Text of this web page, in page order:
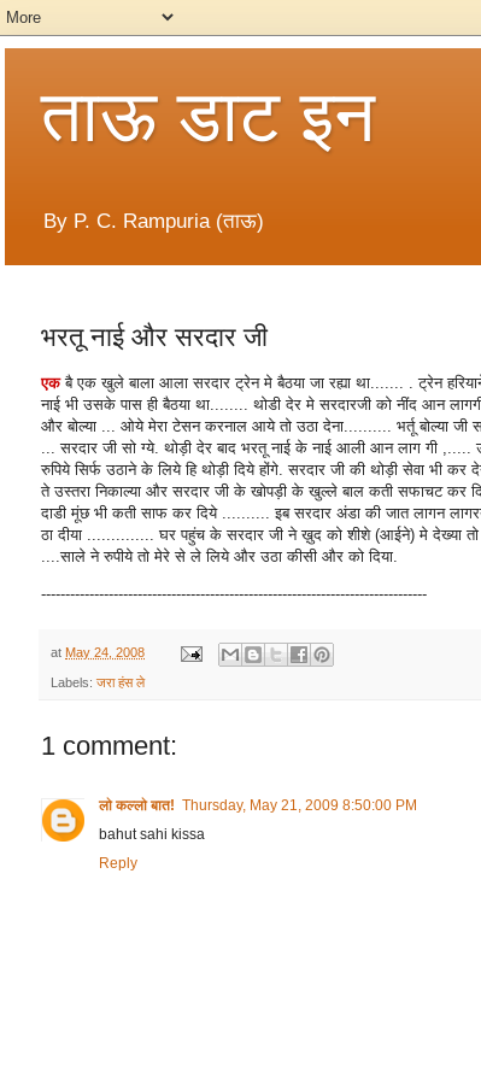
ताऊ डाट इन
By P. C. Rampuria (ताऊ)
भरतू नाई और सरदार जी
एकबै एक खुले बाला आला सरदार ट्रेन मे बैठया जा रह्या था....... . ट्रेन
नाई भी उसके पास ही बैठया था........ थोडी देर मे सरदारजी को नींद आन
और बोल्या ... ओये मेरा टेसन करनाल आये तो उठा देना.......... भर्तू बोल्या जी
... सरदार जी सो ग्ये. थोड़ी देर बाद भरतू नाई के नाई आली आन लाग गी
रुपिये सिर्फ उठाने के लिये हि थोड़ी दिये होंगे. सरदार जी की थोड़ी सेवा भी
ते उस्तरा निकाल्या और सरदार जी के खोपड़ी के खुल्ले बाल कती सफाचट कर
दाडी मूंछ भी कती साफ कर दिये .......... इब सरदार अंडा की जात लागन
ठा दीया .............. घर पहुंच के सरदार जी ने ख़ुद को शीशे (आईने) मे देख्या
....साले ने रुपीये तो मेरे से ले लिये और उठा कीसी और को दिया.
--------------------------------------------------------------------------------
at May 24, 2008
Labels: जरा हंस ले
1 comment:
लो कल्लो बात! Thursday, May 21, 2009 8:50:00 PM
bahut sahi kissa
Reply